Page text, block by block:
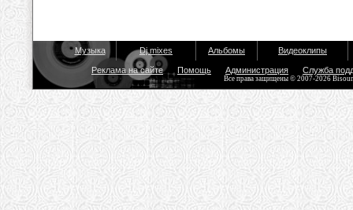
Музыка Dj mixes Альбомы Видеоклипы
Реклама на сайте Помощь Администрация Служба
Все права защищены © 2007-2026